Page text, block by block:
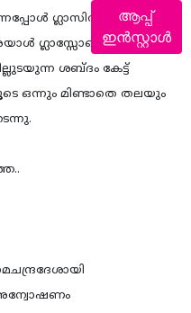
ഗ്ലാസില്‍
ഗ്ലാസ്സോടെ
ശബ്ദം കേട്ട്
ഒന്നും മിണ്ടാതെ തലയും
ആപ്പ്
ഇൻസ്റ്റാൾ